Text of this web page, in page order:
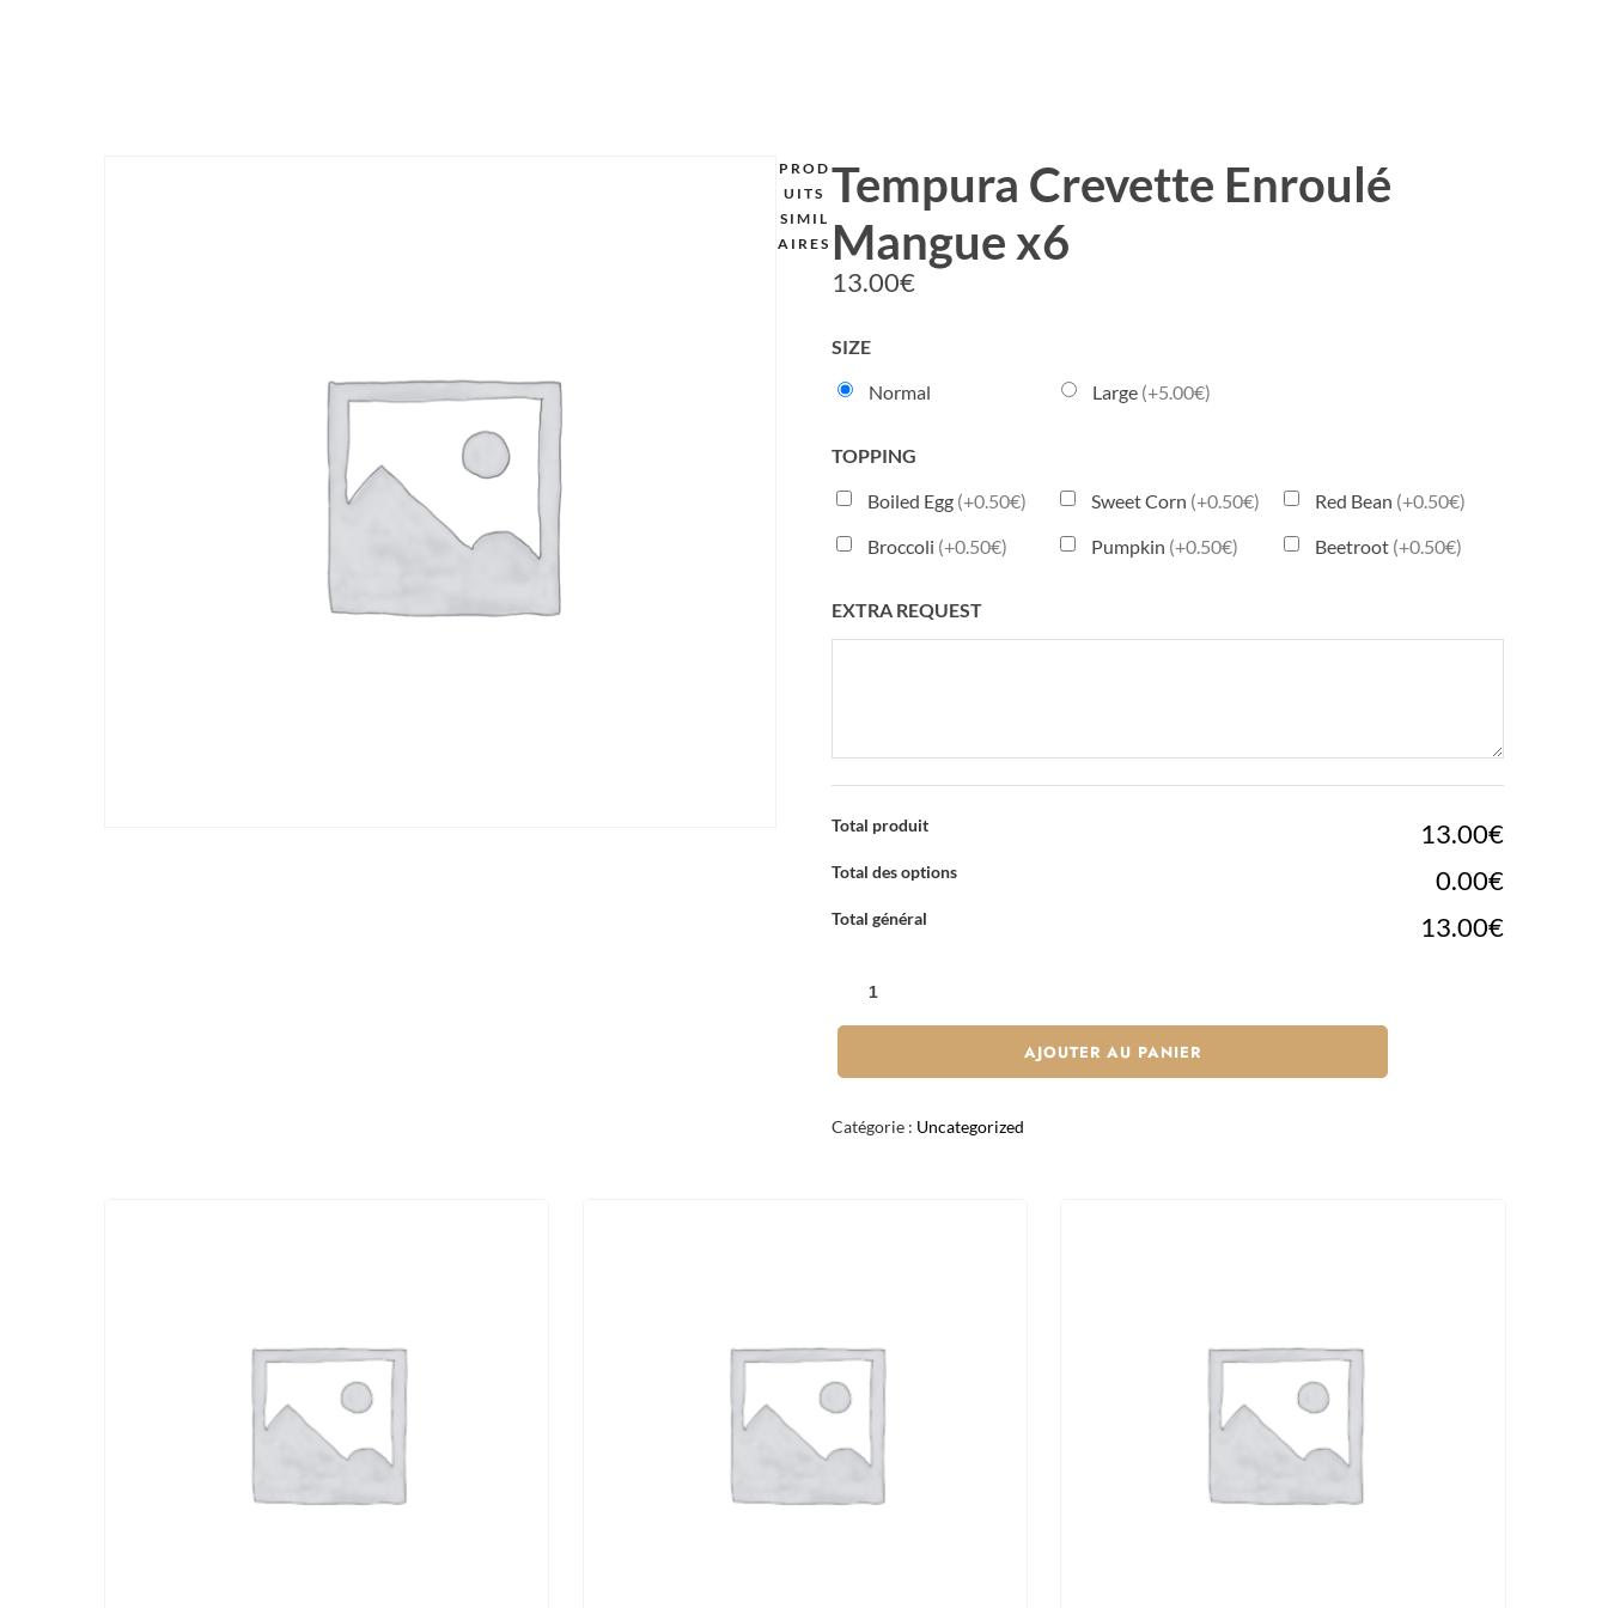
Tempura Crevette Enroulé
Mangue x6
13.00€
SIZE
Normal
Large (+5.00€)
TOPPING
Boiled Egg (+0.50€) Sweet Corn (+0.50€) Red Bean (+0.50€)
Broccoli (+0.50€) Pumpkin (+0.50€) Beetroot (+0.50€)
EXTRA REQUEST
Total produit 13.00€
Total des options 0.00€
Total général 13.00€
CREVETTE
MANGUE
AJOUTER AU PANIER
Catégorie : Uncategorized
PROD
UITS
SIMIL
AIRES